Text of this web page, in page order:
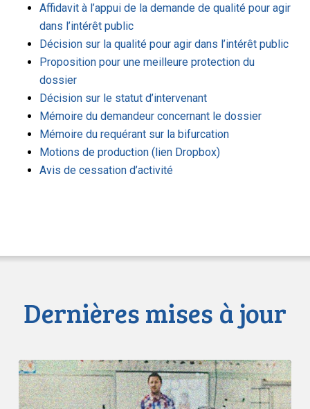
Affidavit à l’appui de la demande de qualité pour agir
dans l’intérêt public
Décision sur la qualité pour agir dans l’intérêt public
Proposition pour une meilleure protection du
dossier
Décision sur le statut d’intervenant
Mémoire du demandeur concernant le dossier
Mémoire du requérant sur la bifurcation
Motions de production (lien Dropbox)
Avis de cessation d’activité
Dernières mises à jour
L’ACLC
remporte
une